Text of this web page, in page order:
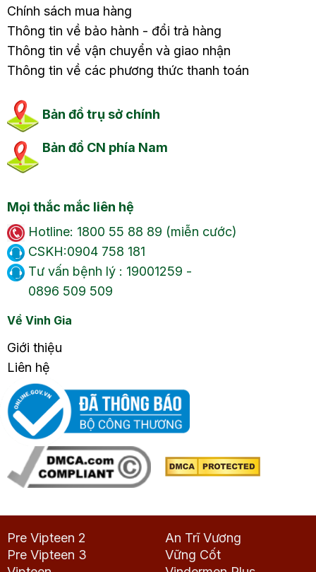
Chính sách mua hàng
Thông tin về bảo hành - đổi trả hàng
Thông tin về vận chuyển và giao nhận
Thông tin về các phương thức thanh toán
Bản đồ trụ sở chính
Bản đồ CN phía Nam
Mọi thắc mắc liên hệ
Hotline: 1800 55 88 89 (miễn cước)
CSKH:0904 758 181
Tư vấn bệnh lý : 19001259 -
0896 509 509
Về Vinh Gia
Giới thiệu
Liên hệ
Pre Vipteen 2
Pre Vipteen 3
An Trĩ Vương
Vững Cốt